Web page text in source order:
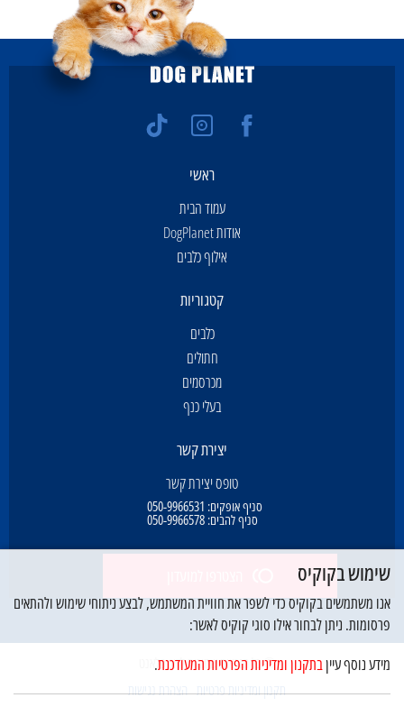
ראשי
עמוד הבית
אודות DogPlanet
אילוף כלבים
קטגוריות
כלבים
חתולים
מכרסמים
בעלי כנף
יצירת קשר
טופס יצירת קשר
סניף אופקים: 050-9966531
סניף להבים:050-9966578
© כל הזכויות שמורות לדוג פלאנט
תקנון ומדיניות פרטיות הצהרת נגישות
שימוש בקוקיס
אנו משתמשים בקוקיס כדי לשפר את חוויית המשתמש, לבצע ניתוחי שימוש ולהתאים
פרסומות. ניתן לבחור אילו סוגי קוקיס לאשר:
מידע נוסף עייןבתקנון ומדיניות הפרטיות המעודכנת.